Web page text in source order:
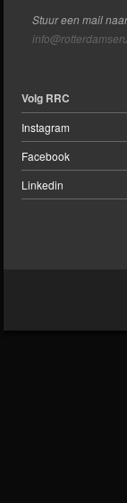
Stuur een mail
Volg RRC
Instagram
Facebook
Linkedin